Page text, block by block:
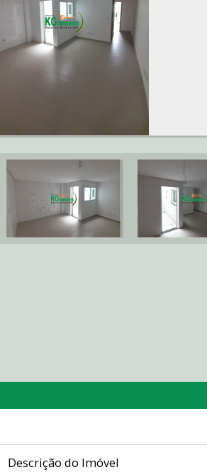
Descrição do Imóvel